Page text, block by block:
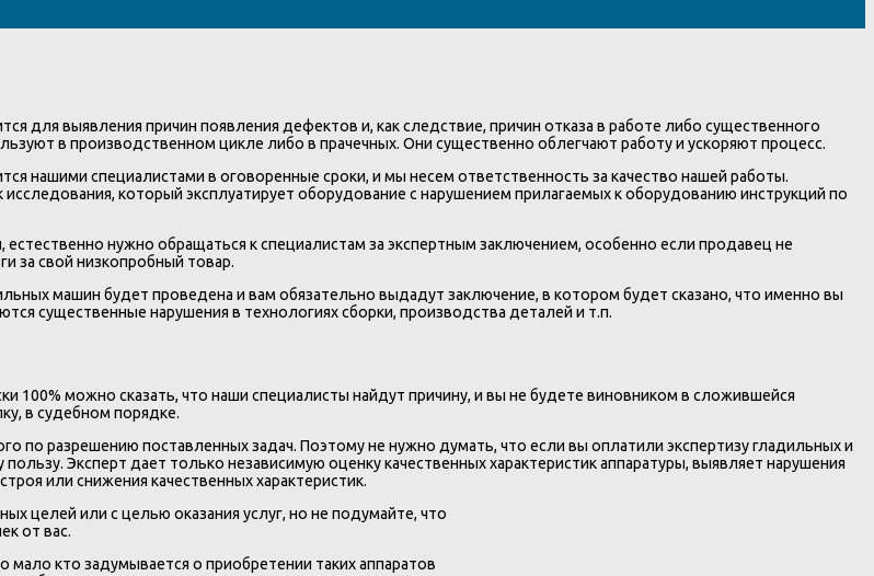
для выявления причин появления дефектов и, как следствие, причин отказа в работе либо существенного
в производственном цикле либо в прачечных. Они существенно облегчают работу и ускоряют процесс.
нашими специалистами в оговоренные сроки, и мы несем ответственность за качество нашей работы.
который эксплуатирует оборудование с нарушением прилагаемых к оборудованию инструкций по
нужно обращаться к специалистам за экспертным заключением, особенно если продавец не
за свой низкопробный товар.
машин будет проведена и вам обязательно выдадут заключение, в котором будет сказано, что именно вы
существенные нарушения в технологиях сборки, производства деталей и т.п.
100% можно сказать, что наши специалисты найдут причину, и вы не будете виновником в сложившейся
в судебном порядке.
по разрешению поставленных задач. Поэтому не нужно думать, что если вы оплатили экспертизу гладильных и
Эксперт дает только независимую оценку качественных характеристик аппаратуры, выявляет нарушения
или снижения качественных характеристик.
целей или с целью оказания услуг, но не подумайте, что
от вас.
кто задумывается о приобретении таких аппаратов